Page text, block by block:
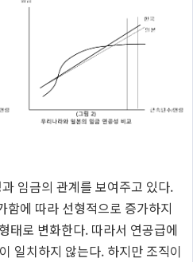
임금의 관계를 보여주고 있다.
함에 따라 선형적으로 증가하지
태로 변화한다. 따라서 연공급에
일치하지 않는다. 하지만 조직이